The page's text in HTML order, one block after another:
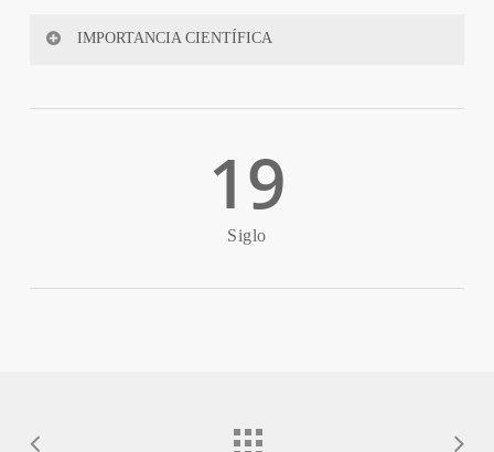
IMPORTANCIA CIENTÍFICA
19
Siglo